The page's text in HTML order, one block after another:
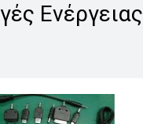
Ενέργειας